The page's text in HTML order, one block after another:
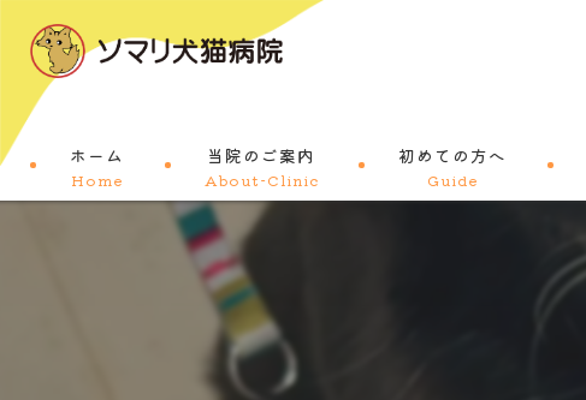
ホーム
Home
当院のご案内
About-Clinic
コンセプト
初めての方へ
Guide